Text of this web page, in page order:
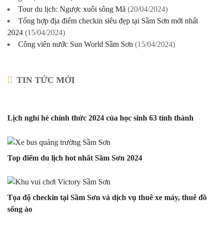
Tour du lịch: Ngược xuôi sông Mã (20/04/2024)
Tổng hợp địa điểm checkin siêu đẹp tại Sầm Sơn mới nhất
2024 (15/04/2024)
Công viên nước Sun World Sầm Sơn (15/04/2024)
TIN TỨC MỚI
Lịch nghỉ hè chính thức 2024 của học sinh 63 tỉnh thành
Top điểm du lịch hot nhất Sầm Sơn 2024
Tọa độ checkin tại Sầm Sơn và dịch vụ thuê xe máy, thuê đồ
sống ảo